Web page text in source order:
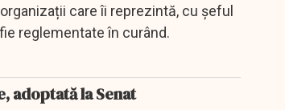
care îi reprezintă, cu șeful
reglementate în curând.
la Senat